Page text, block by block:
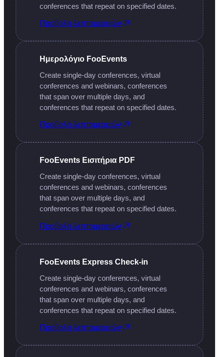
conferences that repeat on specified dates.
Προβολή λεπτομερειών
Ημερολόγιο FooEvents
Create single-day conferences, virtual
conferences and webinars, conferences
that span over multiple days, and
conferences that repeat on specified dates.
Προβολή λεπτομερειών
FooEvents Εισιτήρια PDF
Create single-day conferences, virtual
conferences and webinars, conferences
that span over multiple days, and
conferences that repeat on specified dates.
Προβολή λεπτομερειών
FooEvents Express Check-in
Create single-day conferences, virtual
conferences and webinars, conferences
that span over multiple days, and
conferences that repeat on specified dates.
Προβολή λεπτομερειών